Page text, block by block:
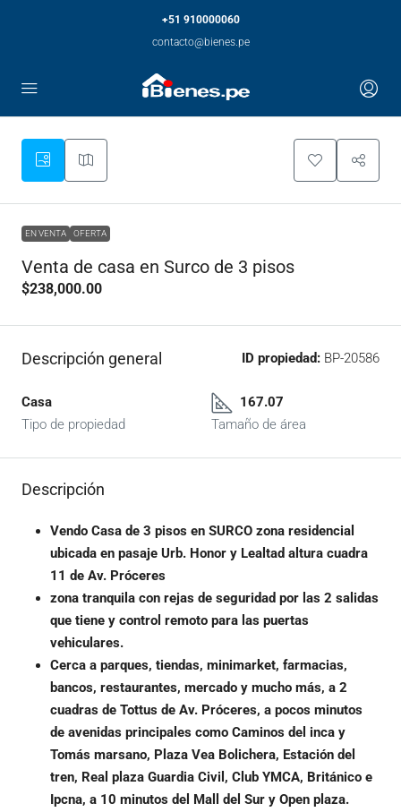
+51 910000060
contacto@bienes.pe
EN VENTA OFERTA
Venta de casa en Surco de 3 pisos
$238,000.00
Descripción general ID propiedad: BP-20586
Casa
Tipo de propiedad
167.07
Tamaño de área
Descripción
Vendo Casa de 3 pisos en SURCO zona residencial
ubicada en pasaje Urb. Honor y Lealtad altura cuadra
11 de Av. Próceres
zona tranquila con rejas de seguridad por las 2 salidas
que tiene y control remoto para las puertas
vehiculares.
Cerca a parques, tiendas, minimarket, farmacias,
bancos, restaurantes, mercado y mucho más, a 2
cuadras de Tottus de Av. Próceres, a pocos minutos
de avenidas principales como Caminos del inca y
Tomás marsano, Plaza Vea Bolichera, Estación del
tren, Real plaza Guardia Civil, Club YMCA, Británico e
Ipcna, a 10 minutos del Mall del Sur y Open plaza.